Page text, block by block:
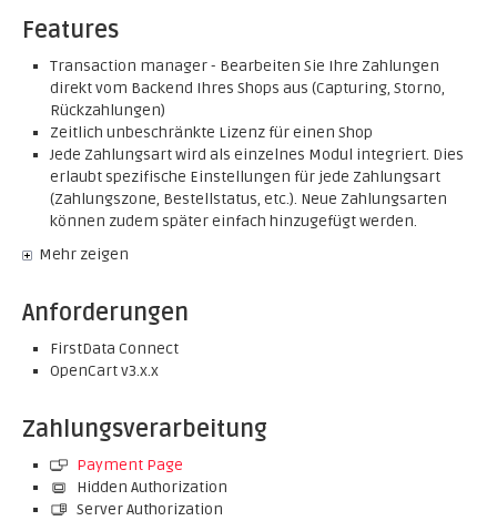
Features
Transaction manager - Bearbeiten Sie Ihre Zahlungen
direkt vom Backend Ihres Shops aus (Capturing, Storno,
Rückzahlungen)
Zeitlich unbeschränkte Lizenz für einen Shop
Jede Zahlungsart wird als einzelnes Modul integriert. Dies
erlaubt spezifische Einstellungen für jede Zahlungsart
(Zahlungszone, Bestellstatus, etc.). Neue Zahlungsarten
können zudem später einfach hinzugefügt werden.
Mehr zeigen
Anforderungen
FirstData Connect
OpenCart v3.x.x
Zahlungsverarbeitung
Payment Page
Hidden Authorization
Server Authorization